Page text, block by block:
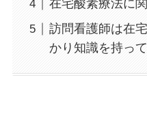
在宅酸素療法に
訪問看護師は在
かり知識を持っ